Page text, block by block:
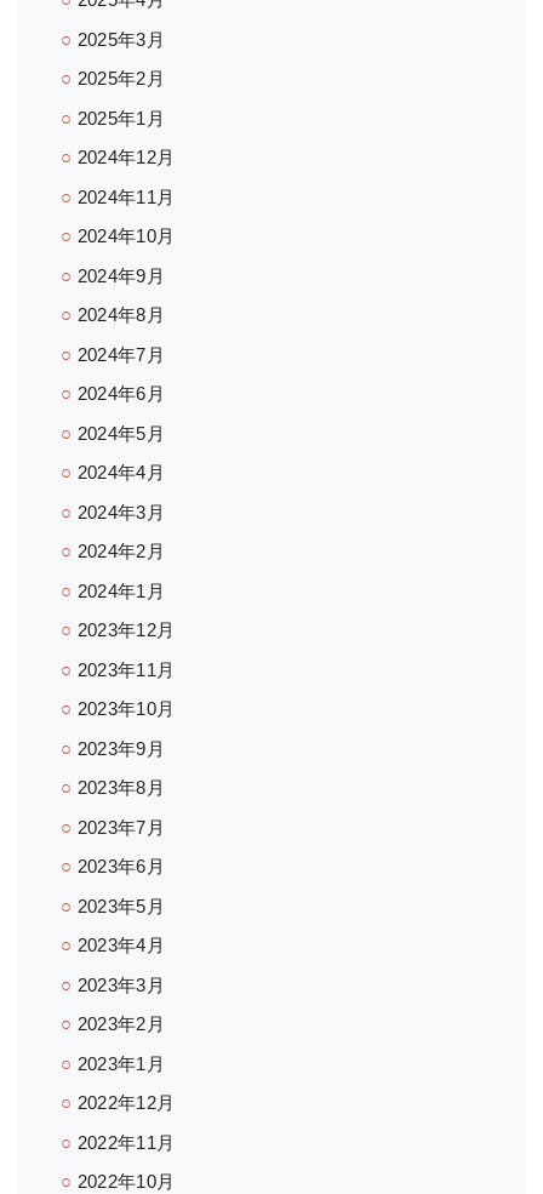
2025年3月
2025年2月
2025年1月
2024年12月
2024年11月
2024年10月
2024年9月
2024年8月
2024年7月
2024年6月
2024年5月
2024年4月
2024年3月
2024年2月
2024年1月
2023年12月
2023年11月
2023年10月
2023年9月
2023年8月
2023年7月
2023年6月
2023年5月
2023年4月
2023年3月
2023年2月
2023年1月
2022年12月
2022年11月
2022年10月